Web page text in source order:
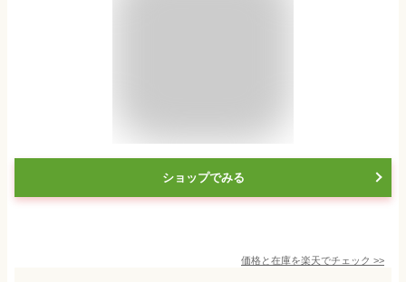
ショップでみる
価格と在庫を楽天でチェック >>